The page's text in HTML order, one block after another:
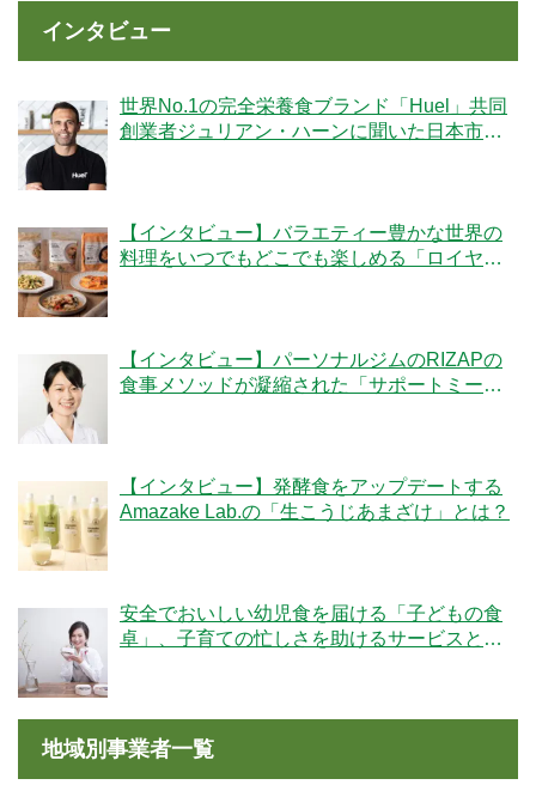
インタビュー
世界No.1の完全栄養食ブランド「Huel」共同
創業者ジュリアン・ハーンに聞いた日本市場
【インタビュー】バラエティー豊かな世界の
料理をいつでもどこでも楽しめる「ロイヤル
【インタビュー】パーソナルジムのRIZAPの
食事メソッドが凝縮された「サポートミー
【インタビュー】発酵食をアップデートする
Amazake Lab.の「生こうじあまざけ」とは？
安全でおいしい幼児食を届ける「子どもの食
卓」、子育ての忙しさを助けるサービスと
地域別事業者一覧